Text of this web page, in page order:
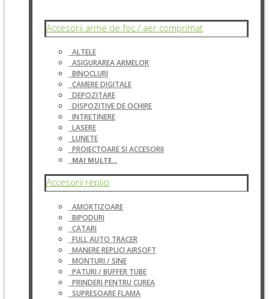
Accesorii arme de foc / aer comprimat
ALTELE
ASIGURAREA ARMELOR
BINOCLURI
CAMERE DIGITALE
DEPOZITARE
DISPOZITIVE DE OCHIRE
INTRETINERE
LASERE
LUNETE
PROIECTOARE SI ACCESORII
MAI MULTE...
Accesorii replici
AMORTIZOARE
BIPODURI
CATARI
FULL AUTO TRACER
MANERE REPLICI AIRSOFT
MONTURI / SINE
PATURI / BUFFER TUBE
PRINDERI PENTRU CUREA
SUPRESOARE FLAMA